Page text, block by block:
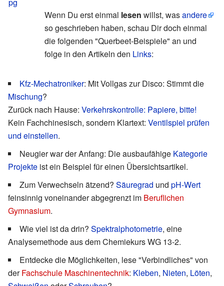
Wenn Du erst einmal lesen willst, wasandere
so geschrieben haben, schau Dir doch einmal
die folgenden "Querbeet-Beispiele" an und
folge in den Artikeln den Links:
Kfz-Mechatroniker: Mit Vollgas zur Disco: Stimmt die
Mischung?
Zurück nach Hause: Verkehrskontrolle: Papiere, bitte!
Kein Fachchinesisch, sondern Klartext: Ventilspiel prüfen
und einstellen.
Neugier war der Anfang: Die ausbaufähige Kategorie
Projekte ist ein Beispiel für einen Übersichtsartikel.
Zum Verwechseln ätzend? Säuregrad und pH-Wert
feinsinnig voneinander abgegrenzt im Beruflichen
Gymnasium.
Wie viel ist da drin? Spektralphotometrie, eine
Analysemethode aus dem Chemiekurs WG 13-2.
Entdecke die Möglichkeiten, lese "Verbindliches" von
derFachschule Maschinentechnik: Kleben, Nieten, Löten,